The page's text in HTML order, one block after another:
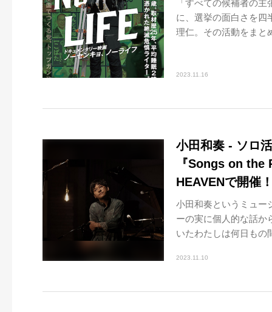
「すべての候補者の
に、選挙の面白さを四
理仁。その活動をまと
2023.11.16
小田和奏 - ソロ
『Songs on the
HEAVENで開催
小田和奏というミュー
ーの実に個人的な話か
いたわたしは何日もの
2023.11.10